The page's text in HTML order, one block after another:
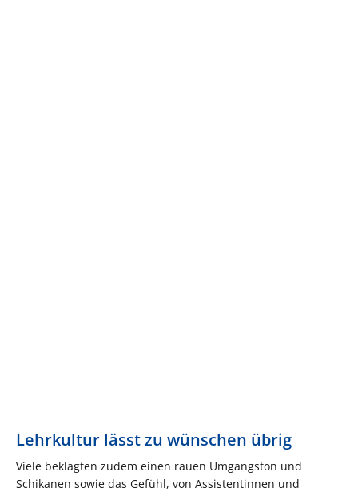
Lehrkultur lässt zu wünschen übrig
Viele beklagten zudem einen rauen Umgangston und
Schikanen sowie das Gefühl, von Assistentinnen und